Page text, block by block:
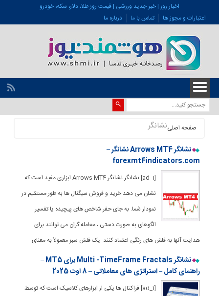
اخبار روز | خبر جدید ورزشی | قیمت روز طلا، دلار، سکه، خودرو
اعتبارات و مجوز ها
تماس با ما درباره ما
صفحه اصلینشانگر
نشانگر Arrows MT4 نشانگر –
forexmt4indicators.com
[ad_1] نشانگر نشانگر Arrows MT4 ابزاری مفید است که
نشان می دهد خرید و فروش سیگنال ها به طور مستقیم در
نمودار شما. به جای حفر شاخص های پیچیده یا تفسیر
الگوهای به صورت دستی ، معامله گران می توانند برای
هدایت آنها به فلش های رنگی اعتماد کنند. یک فلش سبز معمولاً به معنای
نشانگر Multi -TimeFrame Fractals برای MT5 –
راهنمای کامل – استراتژی های معاملاتی – 8 اوت 2025
[ad_1] فراکتال ها یکی از ابزارهای کلاسیک است که توسط